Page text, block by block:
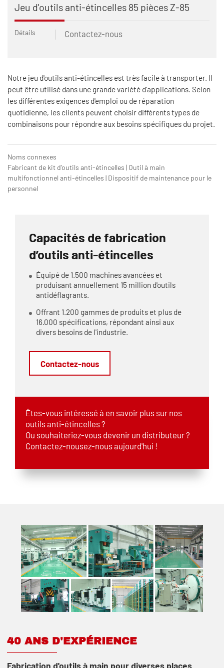
Jeu d'outils anti-étincelles 85 pièces Z-85
Détails Contactez-nous
Notre jeu d'outils anti-étincelles est très facile à transporter. Il
peut être utilisé dans une grande variété d'applications. Selon
les différentes exigences d'emploi ou de réparation
quotidienne, les clients peuvent choisir différents types de
combinaisons pour répondre aux besoins spécifiques du projet.
Noms connexes
Fabricant de kit d'outils anti-étincelles | Outil à main
multifonctionnel anti-étincelles | Dispositif de maintenance pour le
personnel
Capacités de fabrication
d’outils anti-étincelles
Équipé de 1.500 machines avancées et
produisant annuellement 15 million d'outils
antidéflagrants.
Offrant 1.200 gammes de produits et plus de
16.000 spécifications, répondant ainsi aux
divers besoins de l'industrie.
Contactez-nous
Êtes-vous intéressé à en savoir plus sur nos
outils anti-étincelles ?
Ou souhaiteriez-vous devenir un distributeur ?
Contactez-nousez-nous aujourd'hui !
40 ANS D'EXPÉRIENCE
Fabrication d'outils à main pour diverses places